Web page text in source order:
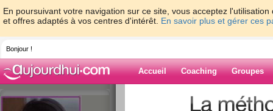
En poursuivant votre navigation sur ce site, vous acceptez
et offres adaptés à vos centres d'intérêt. En savoir plus et gérer ces
Bonjour !
Accueil Coaching Groupes
> aureliebaudouin